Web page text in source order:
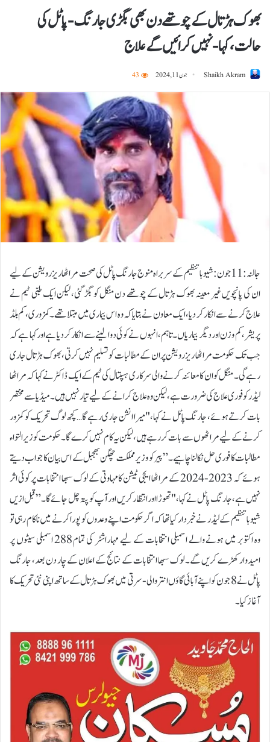
بھوک ہڑتال کے چوتھے دن بھی بگڑی جارنگ-پاٹل کی
حالت، کہا- نہیں کرائیں گے علاج
Shaikh Akram جون 11, 2024 43
جالنہ:11 جون: شیوبا تنظیم کے سربراہ منوج جارنگ پاٹل کی صحت مراٹھا ریزرویشن کے لیے
ان کی پانچویں غیر معینہ بھوک ہڑتال کے چوتھے دن منگل کو بگڑ گئی، لیکن ایک طبی ٹیم نے
علاج کرنے سے انکار کر دیا، ایک معاون نے بتایا کہ وہ اس بیماری میں مبتلا تھے۔ کمزوری، کم بلڈ
پریشر، کم وزن اور دیگر بیماریاں۔ تاہم، انہوں نے کوئی دوا لینے سے انکار کر دیا ہے اور کہا ہے کہ
جب تک حکومت مراٹھا ریزرویشن پر ان کے مطالبات کو تسلیم نہیں کرتی، بھوک ہڑتال جاری
رہے گی۔ منگل کو ان کا معائنہ کرنے والی سرکاری ہسپتال کی ٹیم کے ایک ڈاکٹر نے کہا کہ مراٹھا
لیڈر کو فوری علاج کی ضرورت ہے، لیکن وہ علاج کرانے کے لیے تیار نہیں ہیں۔ میڈیا سے مختصر
بات کرتے ہوئے، جارنگ پاٹل نے کہا، "میرا انشن جاری رہے گا… کچھ لوگ تحریک کو کمزور
کرنے کے لیے مراٹھوں سے بات کر رہے ہیں، لیکن یہ کام نہیں کرے گا۔ حکومت کو زیر التواء
مطالبات کا فوری حل نکالنا چاہیے۔” پیر کو وزیر مملکت چھگن بھجبل کے اس بیان کا جواب دیتے
ہوئے کہ 2023-2024 کے مراٹھا ایجی ٹیشن کا مہاوتی کے لوک سبھا انتخابات پر کوئی اثر
نہیں ہے، جارنگ پاٹل نے کہا، "تھوڑا اور انتظار کریں اور آپ کو پتہ چل جائے گا۔” قبل ازیں
شیوبا تنظیم کے لیڈر نے خبردار کیا تھا کہ اگر حکومت اپنے وعدوں کو پورا کرنے میں ناکام رہی تو
وہ اکتوبر میں ہونے والے اسمبلی انتخابات کے لیے مہاراشٹر کی تمام 288 اسمبلی سیٹوں پر
امیدوار کھڑے کریں گے۔ لوک سبھا انتخابات کے نتائج کے اعلان کے چار دن بعد، جارنگ
پاٹل نے 8 جون کو اپنے آبائی گاؤں انتروالی-سرتی میں بھوک ہڑتال کے ساتھ اپنی نئی تحریک کا
آغاز کیا۔